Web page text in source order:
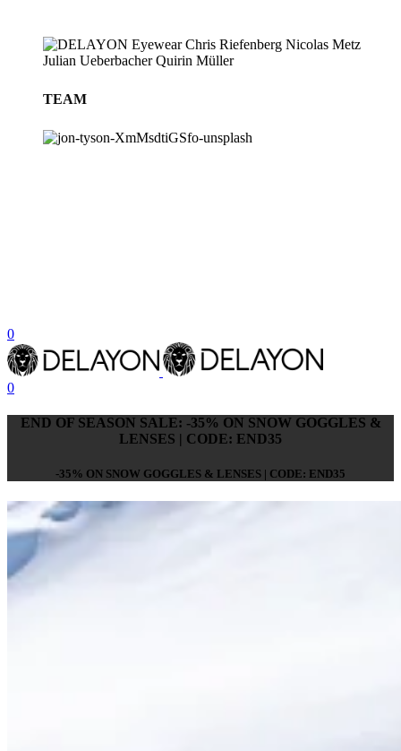
TEAM
0
0
END OF SEASON SALE: -35% ON SNOW GOGGLES &
LENSES | CODE: END35
-35% ON SNOW GOGGLES & LENSES | CODE: END35